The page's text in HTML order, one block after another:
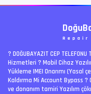
Repair
? DOĞUBAYAZIT CEP
Hizmetleri ? Mobil Cihaz
Yükleme IMEI Onarımı (Yasal
Kaldırma Mi Account Bypass ?
ve donanım tamiri Yazılım